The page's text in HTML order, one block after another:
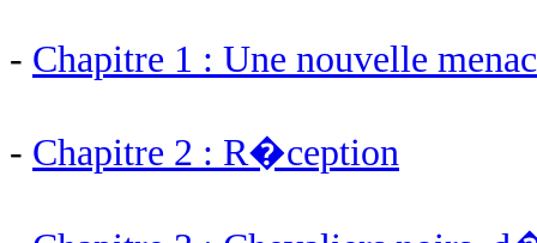
- Chapitre 1 : Une nouvelle
- Chapitre 2 : R�ception